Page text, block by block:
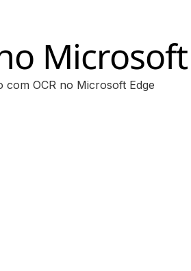
com OCR no Microsoft Edge